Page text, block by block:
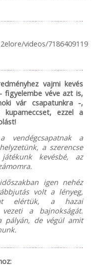
videos/
vajmi kevés
figyelembe véve azt is,
vár csapatunkra -,
ezzel a
vendégcsapatnak a
a szerencse
kevésbé, az
igen nehéz
volt a lényeg,
elértük, ahazai
a bajnokságát.
pályán, de végül amit